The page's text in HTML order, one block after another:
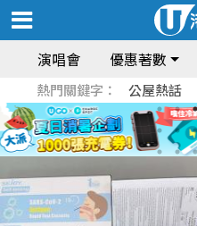
演唱會 優惠著數
熱門關鍵字： 公屋熱話